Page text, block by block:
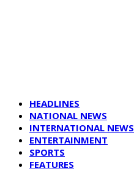
HEADLINES
NATIONAL NEWS
INTERNATIONAL NEWS
ENTERTAINMENT
SPORTS
FEATURES